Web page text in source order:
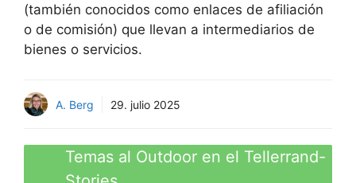
(también conocidos como enlaces de afiliación
o de comisión) que llevan a intermediarios de
bienes o servicios.
A. Berg 29. julio 2025
Temas al Outdoor en el Tellerrand-